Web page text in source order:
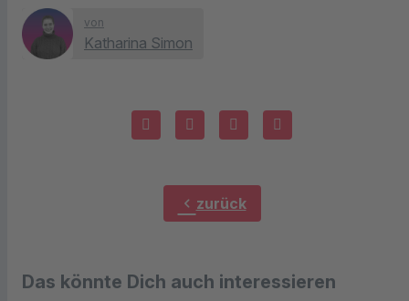
von
Katharina Simon
chevron_left zurück
Das könnte Dich auch interessieren